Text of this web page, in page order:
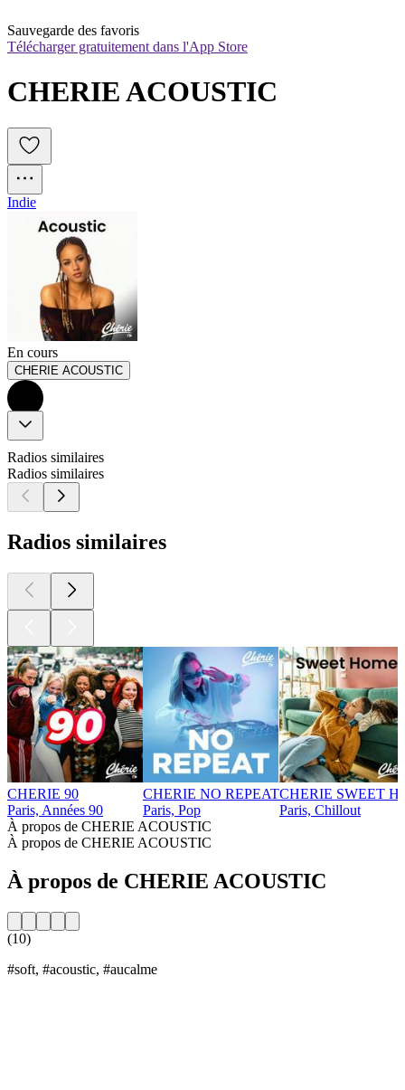
Sauvegarde des favoris
Télécharger gratuitement dans l'App Store
CHERIE ACOUSTIC
Indie
En cours
CHERIE ACOUSTIC
Radios similaires
Radios similaires
Radios similaires
CHERIE 90
Paris, Années 90
CHERIE NO REPEAT
Paris, Pop
CHERIE SWEET
Paris, Chillout
À propos de CHERIE ACOUSTIC
À propos de CHERIE ACOUSTIC
À propos de CHERIE ACOUSTIC
(10)
#soft, #acoustic, #aucalme